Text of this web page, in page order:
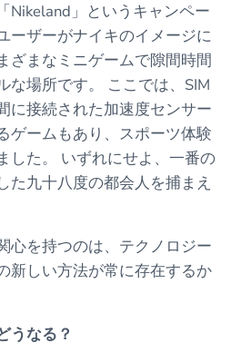
Nikeland」というキャンペー
ーザーがナイキのイメージに
ざまなミニゲームで隙間時間
な場所です。 ここでは、SIM
に接続された加速度センサー
ゲームもあり、スポーツ体験
した。 いずれにせよ、一番の
た九十八度の都会人を捕まえ
心を持つのは、テクノロジー
新しい方法が常に存在するか
うなる？